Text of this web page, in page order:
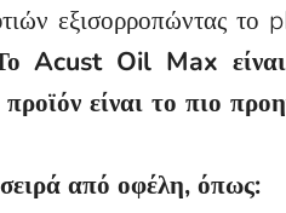
εξισορροπώντας το
Acust Oil Max
είναι το πιο
από οφέλη, όπως: